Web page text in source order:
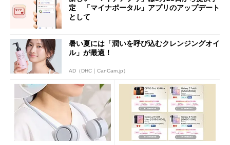
定 「マイナポータル」アプリのアップデート
として
暑い夏には「潤いを呼び込むクレンジングオイ
ル」が最適！
AD（DHC｜CanCam.jp）